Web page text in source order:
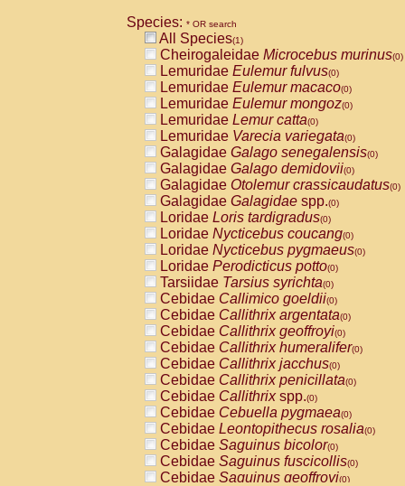
Species: * OR search
All Species(1)
Cheirogaleidae Microcebus murinus(0)
Lemuridae Eulemur fulvus(0)
Lemuridae Eulemur macaco(0)
Lemuridae Eulemur mongoz(0)
Lemuridae Lemur catta(0)
Lemuridae Varecia variegata(0)
Galagidae Galago senegalensis(0)
Galagidae Galago demidovii(0)
Galagidae Otolemur crassicaudatus(0)
Galagidae Galagidae spp.(0)
Loridae Loris tardigradus(0)
Loridae Nycticebus coucang(0)
Loridae Nycticebus pygmaeus(0)
Loridae Perodicticus potto(0)
Tarsiidae Tarsius syrichta(0)
Cebidae Callimico goeldii(0)
Cebidae Callithrix argentata(0)
Cebidae Callithrix geoffroyi(0)
Cebidae Callithrix humeralifer(0)
Cebidae Callithrix jacchus(0)
Cebidae Callithrix penicillata(0)
Cebidae Callithrixspp.(0)
Cebidae Cebuella pygmaea(0)
Cebidae Leontopithecus rosalia(0)
Cebidae Saguinus bicolor(0)
Cebidae Saguinus fuscicollis(0)
Cebidae Saguinus geoffroyi(0)